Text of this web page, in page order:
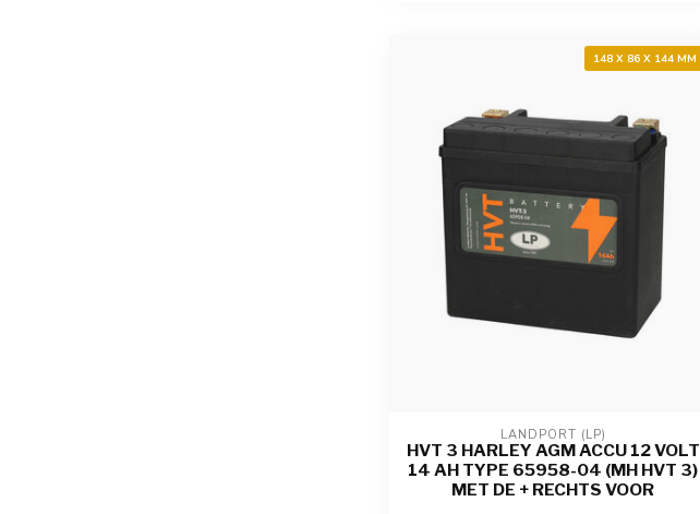
148 X 86 X 144 MM
LANDPORT (LP)
HVT 3 HARLEY AGM ACCU 12 VOLT
14 AH TYPE 65958-04 (MH HVT 3)
MET DE + RECHTS VOOR